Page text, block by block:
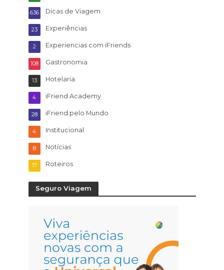
Dicas de Viagem
636
Experiências
23
Experiencias com iFriends
2
Gastronomia
108
Hotelaria
13
iFriend Academy
4
iFriend pelo Mundo
28
Institucional
4
Notícias
8
Roteiros
17
Seguro Viagem